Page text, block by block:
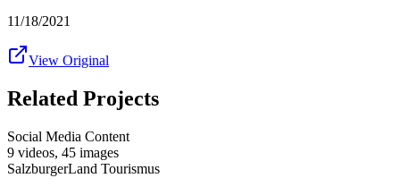
11/18/2021
View Original
Related Projects
Social Media Content
9 videos, 45 images
SalzburgerLand Tourismus